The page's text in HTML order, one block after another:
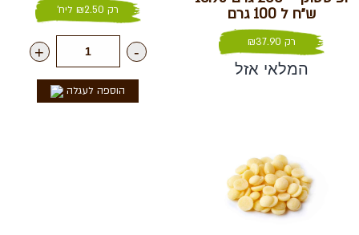
ש״ח ל 100 גרם
רק ₪37.90
המלאי אזל
רק ₪2.50 ליח'
-
+
הוספה לעגלה